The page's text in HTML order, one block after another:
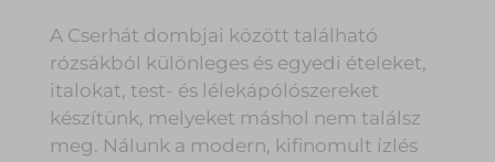
A Cserhát dombjai között található
rózsákból különleges és egyedi ételeket,
italokat, test- és lélekápólószereket
készítünk, melyeket máshol nem találsz
meg. Nálunk a modern, kifinomult ízlés